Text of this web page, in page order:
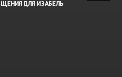
ДЛЯ ИЗАБЕЛЬ